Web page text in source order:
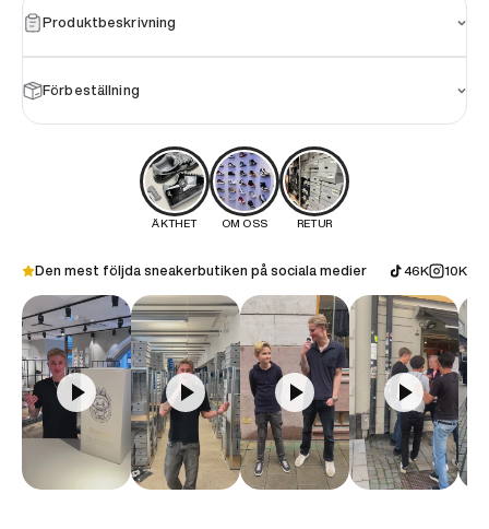
Produktbeskrivning
Förbeställning
ÄKTHET OM OSS RETUR
Den mest följda sneakerbutiken på sociala medier 46K 10K